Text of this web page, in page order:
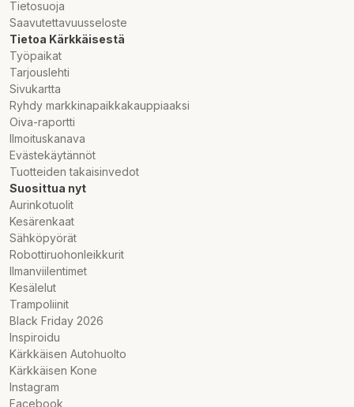
Tietosuoja
Saavutettavuusseloste
Tietoa Kärkkäisestä
Työpaikat
Tarjouslehti
Sivukartta
Ryhdy markkinapaikkakauppiaaksi
Oiva-raportti
Ilmoituskanava
Evästekäytännöt
Tuotteiden takaisinvedot
Suosittua nyt
Aurinkotuolit
Kesärenkaat
Sähköpyörät
Robottiruohonleikkurit
Ilmanviilentimet
Kesälelut
Trampoliinit
Black Friday 2026
Inspiroidu
Kärkkäisen Autohuolto
Kärkkäisen Kone
Instagram
Facebook